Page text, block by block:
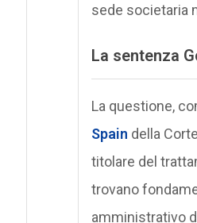
sede societaria
La sentenza
La questione,
Spain della
titolare del
trovano
amministrativo